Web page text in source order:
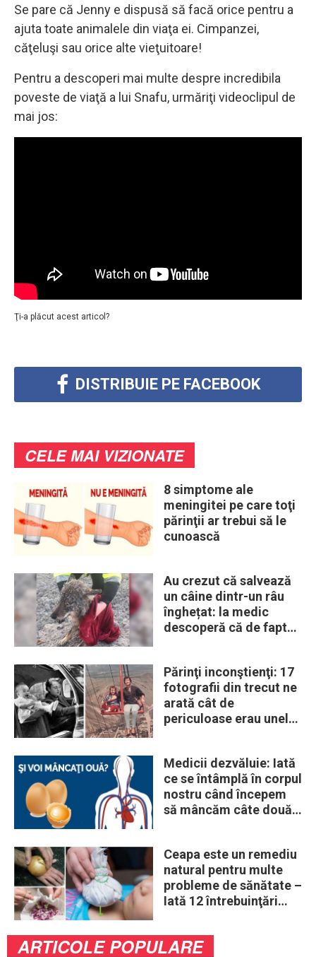
Se pare că Jenny e dispusă să facă orice pentru a
ajuta toate animalele din viaţa ei. Cimpanzei,
căţeluşi sau orice alte vieţuitoare!
Pentru a descoperi mai multe despre incredibila
poveste de viaţă a lui Snafu, urmăriţi videoclipul de
mai jos:
Ţi-a plăcut acest articol?
DISTRIBUIE PE FACEBOOK
CELE MAI VIZIONATE
8 simptome ale
meningitei pe care toţi
părinţii ar trebui să le
cunoască
Au crezut că salvează
un câine dintr-un râu
înghețat: la medic
descoperă că de fapt
Părinţi inconştienţi: 17
fotografii din trecut ne
arată cât de
periculoase erau unele
Medicii dezvăluie: Iată
ce se întâmplă în corpul
nostru când începem
să mâncăm câte două
Ceapa este un remediu
natural pentru multe
probleme de sănătate –
Iată 12 întrebuinţări
ARTICOLE POPULARE